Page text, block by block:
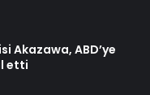
Akazawa, ABD’ye
etti